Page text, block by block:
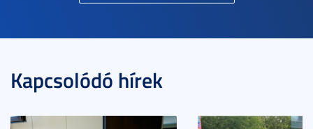
Kapcsolódó hírek